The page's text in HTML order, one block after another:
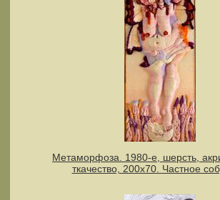
Метаморфоза. 1980-е, шерсть,
ткачество, 200x70. Частное